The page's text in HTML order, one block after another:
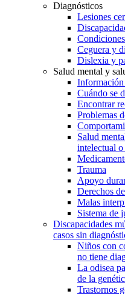
Diagnósticos
Lesiones
Ceguera y
Dislexia y
Salud mental y
Información
Cuándo se
Encontrar
Problemas
Salud
intelectual
Trauma
Apoyo
Derechos
Malas
Sistema de
Discapacidades
casos sin
Niños con
no tiene
La odisea
de la
Trastornos